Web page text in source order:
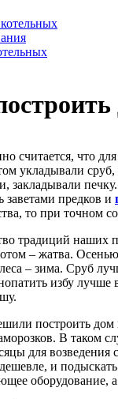
считается, что
укладывали
закладывали
заветами предков и
то при точном
традиций наших
– жатва.
– зима. Сруб
избу лучше
построить дом
В таком
для возведения
и
оборудование,